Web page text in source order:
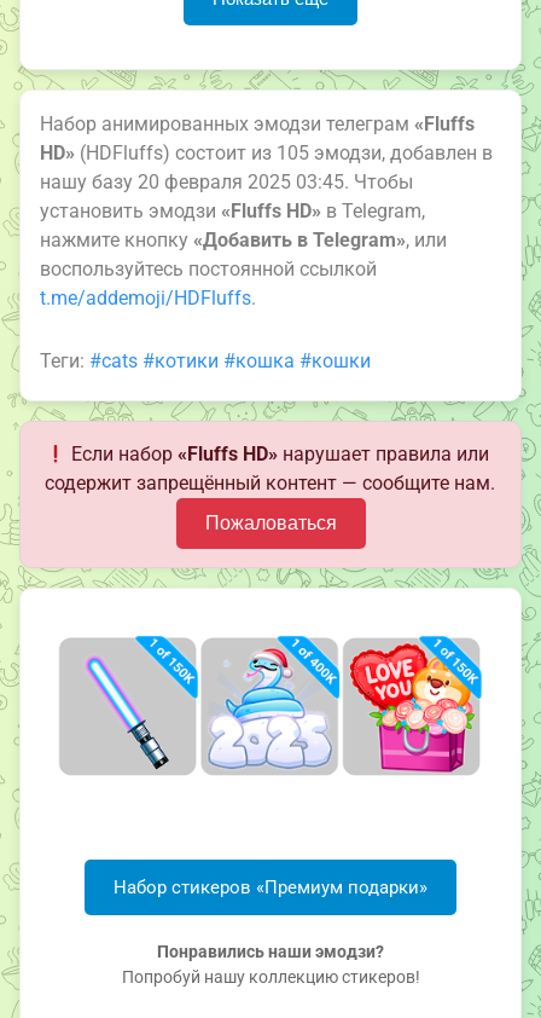
Набор анимированных эмодзи телеграм «Fluffs
HD» (HDFluffs) состоит из 105 эмодзи, добавлен в
нашу базу 20 февраля 2025 03:45. Чтобы
установить эмодзи «Fluffs HD» в Telegram,
нажмите кнопку «Добавить в Telegram», или
воспользуйтесь постоянной ссылкой
t.me/addemoji/HDFluffs.
Теги: #cats #котики #кошка #кошки
Если набор«Fluffs HD» нарушает правила или
содержит запрещённый контент — сообщите нам.
Пожаловаться
Набор стикеров «Премиум подарки»
Понравились наши эмодзи?
Попробуй нашу коллекцию стикеров!